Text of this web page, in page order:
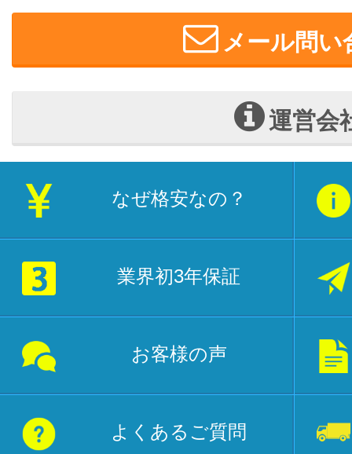
メール問い
運営会
なぜ格安なの？
業界初3年保証
お客様の声
よくあるご質問